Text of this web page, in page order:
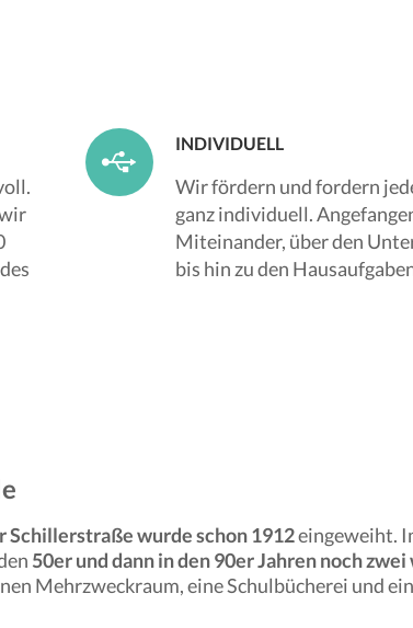
INDIVIDUELL
Wir fördern und fordern
ganz individuell.
Miteinander, über den
bis hin zu den
Schillerstraße wurde schon 1912eingeweiht.
50er und dann in den 90er Jahren noch
Mehrzweckraum, eine Schulbücherei und